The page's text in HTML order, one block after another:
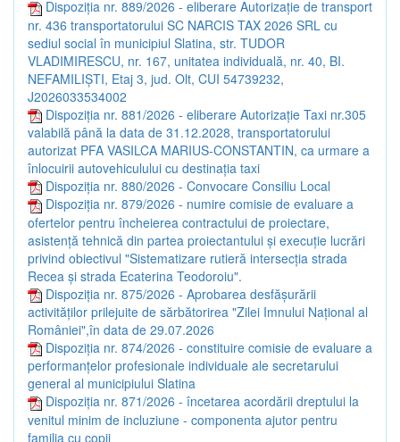
Dispoziția nr. 889/2026 - eliberare Autorizaţie de transport
nr. 436 transportatorului SC NARCIS TAX 2026 SRL cu
sediul social în municipiul Slatina, str. TUDOR
VLADIMIRESCU, nr. 167, unitatea individuală, nr. 40, BI.
NEFAMILIŞTI, Etaj 3, jud. Olt, CUI 54739232,
J2026033534002
Dispoziția nr. 881/2026 - eliberare Autorizaţie Taxi nr.305
valabilă până la data de 31.12.2028, transportatorului
autorizat PFA VASILCA MARIUS-CONSTANTIN, ca urmare a
înlocuirii autovehiculului cu destinaţia taxi
Dispoziția nr. 880/2026 - Convocare Consiliu Local
Dispoziția nr. 879/2026 - numire comisie de evaluare a
ofertelor pentru încheierea contractului de proiectare,
asistenţă tehnică din partea proiectantului şi execuţie lucrări
privind obiectivul "Sistematizare rutieră intersecţia strada
Recea şi strada Ecaterina Teodoroiu".
Dispoziția nr. 875/2026 - Aprobarea desfăşurării
activităţilor prilejuite de sărbătorirea "Zilei Imnului Naţional al
României",în data de 29.07.2026
Dispoziția nr. 874/2026 - constituire comisie de evaluare a
performanţelor profesionale individuale ale secretarului
general al municipiului Slatina
Dispoziția nr. 871/2026 - încetarea acordării dreptului la
venitul minim de incluziune - componenta ajutor pentru
familia cu copii